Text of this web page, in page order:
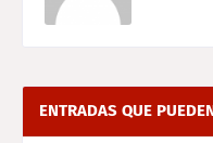
ENTRADAS QUE